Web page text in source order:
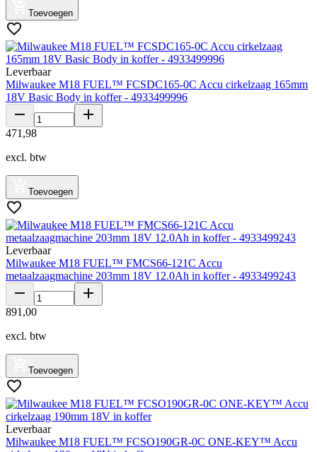
Toevoegen
Leverbaar
Milwaukee M18 FUEL™ FCSDC165-0C Accu cirkelzaag 165mm
18V Basic Body in koffer - 4933499996
471 ,98
excl. btw
Toevoegen
Leverbaar
Milwaukee M18 FUEL™ FMCS66-121C Accu
metaalzaagmachine 203mm 18V 12.0Ah in koffer - 4933499243
891 ,00
excl. btw
Toevoegen
Leverbaar
Milwaukee M18 FUEL™ FCSO190GR-0C ONE-KEY™ Accu